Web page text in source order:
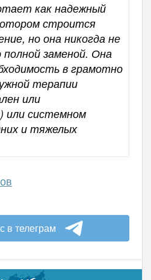
как надежный
строится
но она никогда не
заменой. Она
в грамотно
терапии
или
или системном
и тяжелых
в телеграм